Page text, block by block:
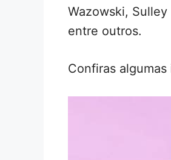
Wazowski,
entre outros.
Confiras